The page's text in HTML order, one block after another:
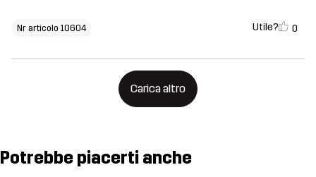
Nr articolo 10604 Utile? 0
Carica altro
Potrebbe piacerti anche